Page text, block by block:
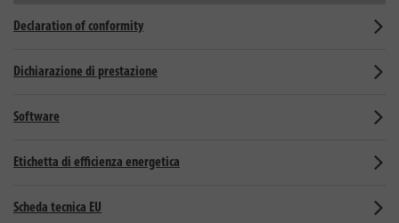
Declaration of conformity
Dichiarazione di prestazione
Software
Etichetta di efficienza energetica
Scheda tecnica EU